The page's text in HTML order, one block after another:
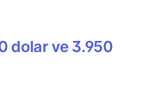
dolar ve 3.950